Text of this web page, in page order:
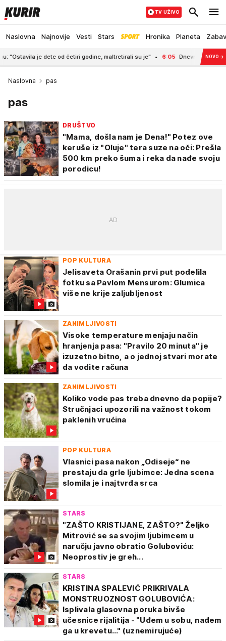
Naslovna Najnovije Vesti Stars Hronika Planeta
TV UŽIVO
je dete od četiri godine, maltretirali su je" 6:05 Dnevni horoskop za 9.
NOVO →
Naslovna pas
pas
DRUŠTVO
"Mama, došla nam je Dena!" Potez ove
keruše iz "Oluje" tera suze na oči: Prešla
500 km preko šuma i reka da nađe svoju
porodicu!
POP KULTURA
Jelisaveta Orašanin prvi put podelila
fotku sa Pavlom Mensurom: Glumica
više ne krije zaljubljenost
ZANIMLJIVOSTI
Visoke temperature menjaju način
hranjenja pasa: "Pravilo 20 minuta" je
izuzetno bitno, a o jednoj stvari morate
da vodite računa
ZANIMLJIVOSTI
Koliko vode pas treba dnevno da popije?
Stručnjaci upozorili na važnost tokom
paklenih vrućina
POP KULTURA
Vlasnici pasa nakon „Odiseje“ ne
prestaju da grle ljubimce: Jedna scena
slomila je i najtvrđa srca
STARS
"ZAŠTO KRISTIJANE, ZAŠTO?" Željko
Mitrović se sa svojim ljubimcem u
naručju javno obratio Goluboviću:
Neoprostiv je greh...
STARS
KRISTINA SPALEVIĆ PRIKRIVALA
MONSTRUOZNOST GOLUBOVIĆA:
Isplivala glasovna poruka bivše
učesnice rijalitija - "Uđem u sobu, nađem
ga u krevetu..." (uznemirujuće)